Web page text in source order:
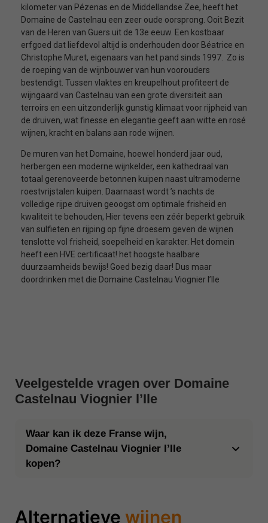
kilometer van Pézenas en de Middellandse Zee, heeft het
Domaine de Castelnau een zeer oude oorsprong. Ooit Bezit
van de Heren van Guers uit de 13e eeuw. Een kostbaar
erfgoed dat liefdevol altijd is onderhouden door Béatrice en
Christophe Muret, eigenaars van het pand sinds 1997. Zo is
de roeping van de wijnbouwer van hun voorouders
bestendigt. Tussen vlaktes en kreupelhout profiteert de
wijngaard van Castelnau van een grote diversiteit aan
terroirs en een uitzonderlijk gunstig klimaat voor rijpheid van
de druiven, wat finesse en elegantie geeft aan witte en rosé
wijnen, kracht en balans aan rode wijnen.
De muren van het Domaine, hoewel honderd jaar oud,
herbergen een moderne wijnkelder, een kathedraal van
totaal gerenoveerde betonnen kuipen naast ultramoderne
roestvrijstalen kuipen. Daarnaast wordt ’s nachts de
volledige rijpe druiven geoogst om optimale frisheid en
kwaliteit te behouden, Hier tevens een zéér beperkt gebruik
van sulfieten en rijping op fijne droesem geven de wijnen
tenslotte vol frisheid, soepelheid en karakter. Het domein
heeft een HVE certificaat! het hoogste haalbare
duurzaamheids bewijs! Goed bezig daar! Dus maar
doordrinken met die Domaine Castelnau Viognier l’Ile
Veelgestelde vragen over Domaine
Castelnau Viognier l’Ile
Waar kan ik deze Franse wijn,
Domaine Castelnau Viognier l’Ile
kopen?
Alternatieve wijnen